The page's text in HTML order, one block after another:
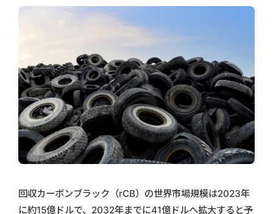
回収カーボンブラック（rCB）の世界市場規模は2023年
に約15億ドルで、2032年までに41億ドルへ拡大すると予